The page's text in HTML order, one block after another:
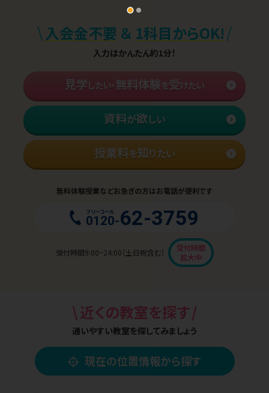
\ 入会金不要 ＆ 1科目からOK! /
入力はかんたん約1分！
見学したい・無料体験を受けたい
資料が欲しい
授業料を知りたい
無料体験授業などお急ぎの方はお電話が便利です
フリーコール
0120-62-3759
受付時間9:00~24:00（土日祝含む）
受付時間
拡大中
\ 近くの教室を探す/
通いやすい教室を探してみましょう
現在の位置情報から探す